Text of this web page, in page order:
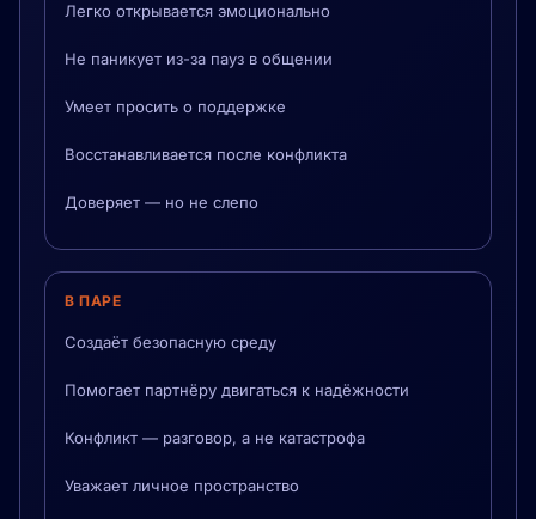
Легко открывается эмоционально
Не паникует из-за пауз в общении
Умеет просить о поддержке
Восстанавливается после конфликта
Доверяет — но не слепо
В ПАРЕ
Создаёт безопасную среду
Помогает партнёру двигаться к надёжности
Конфликт — разговор, а не катастрофа
Уважает личное пространство